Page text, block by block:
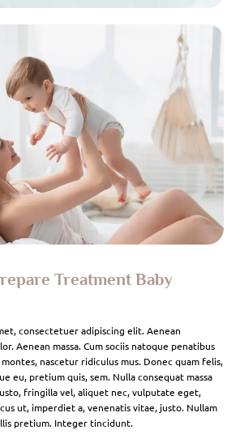
Treatment Baby
consectetuer adipiscing elit. Aenean
Aenean massa. Cum sociis natoque penatibus
nascetur ridiculus mus. Donec quam felis,
eu, pretium quis, sem. Nulla consequat massa
fringilla vel, aliquet nec, vulputate eget,
ut, imperdiet a, venenatis vitae, justo. Nullam
pretium. Integer tincidunt.